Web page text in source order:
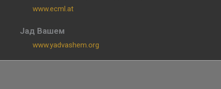
www.ecml.at
Јад Вашем
www.yadvashem.org